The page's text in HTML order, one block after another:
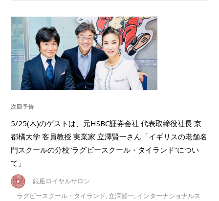
次回予告
5/25(木)のゲストは、元HSBC証券会社 代表取締役社長 京
都橘大学 客員教授 実業家 立澤賢一さん「イギリスの老舗名
門スクールの分校“ラグビースクール・タイランド”につい
て」
銀座ロイヤルサロン
ラグビースクール・タイランド, 立澤賢一, インターナショナルス